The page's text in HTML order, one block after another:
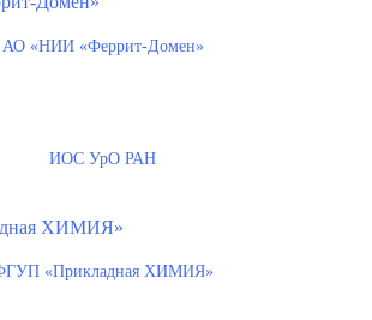
АО «НИИ «Феррит-Домен»
ИОС УрО РАН
«Прикладная ХИМИЯ»